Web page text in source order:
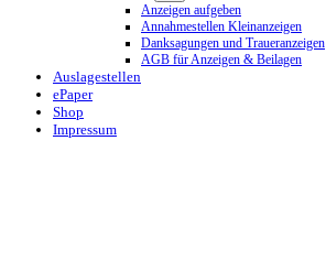
Anzeigen aufgeben
Annahmestellen Kleinanzeigen
Danksagungen und Traueranzeigen
AGB für Anzeigen & Beilagen
Auslagestellen
ePaper
Shop
Impressum